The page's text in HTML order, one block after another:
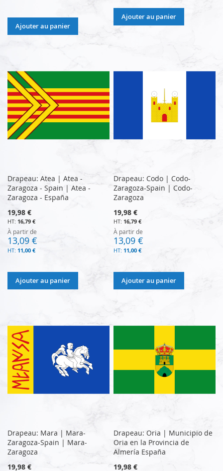
Ajouter au panier
Ajouter au panier
Drapeau: Atea | Atea -
Zaragoza - Spain | Atea -
Zaragoza - España
19,98 €
16,79 €
À partir de
13,09 €
11,00 €
Ajouter au panier
Drapeau: Codo | Codo-
Zaragoza-Spain | Codo-
Zaragoza
19,98 €
16,79 €
À partir de
13,09 €
11,00 €
Ajouter au panier
Drapeau: Mara | Mara-
Zaragoza-Spain | Mara-
Zaragoza
19,98 €
Drapeau: Oria | Municipio de
Oria en la Provincia de
Almería España
19,98 €